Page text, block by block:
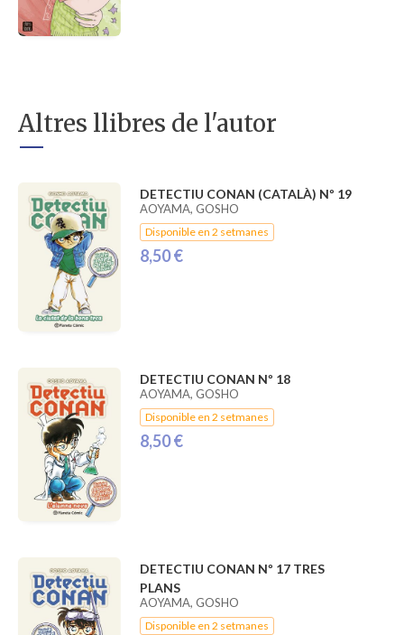
Altres llibres de l'autor
DETECTIU CONAN (CATALÀ) Nº 19
AOYAMA, GOSHO
Disponible en 2 setmanes
8,50 €
DETECTIU CONAN Nº 18
AOYAMA, GOSHO
Disponible en 2 setmanes
8,50 €
DETECTIU CONAN Nº 17 TRES
PLANS
AOYAMA, GOSHO
Disponible en 2 setmanes